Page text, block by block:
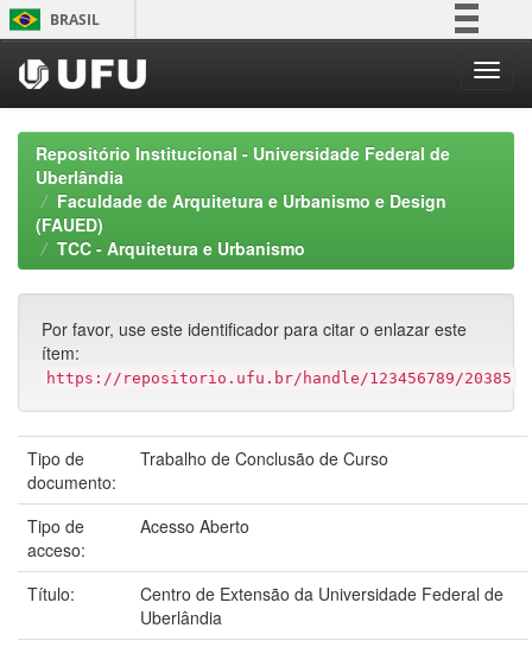
Skip
navigation
BRASIL
Participe
Acesso à informação
Legislação
Repositório Institucional - Universidade Federal de
Uberlândia
Faculdade de Arquitetura e Urbanismo e Design
(FAUED)
TCC - Arquitetura e Urbanismo
Por favor, use este identificador para citar o enlazar este
ítem:
https://repositorio.ufu.br/handle/123456789/20385
Tipo de
documento:
Trabalho de Conclusão de Curso
Tipo de
acceso:
Acesso Aberto
Título:
Centro de Extensão da Universidade Federal de
Uberlândia